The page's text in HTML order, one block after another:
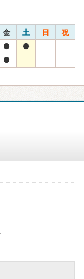
金 土 日 祝